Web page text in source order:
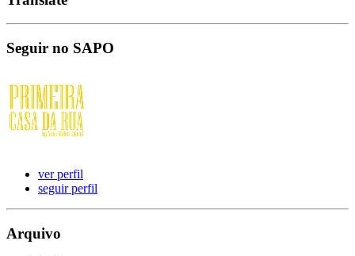
Seguir no SAPO
ver perfil
seguir perfil
Arquivo